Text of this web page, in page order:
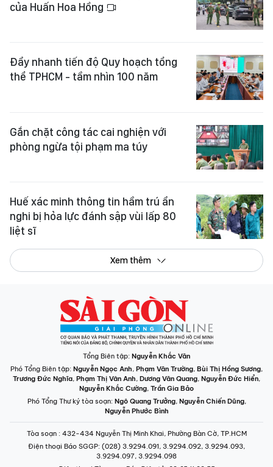
của Huấn Hoa Hồng
Đẩy nhanh tiến độ Quy hoạch tổng
thể TPHCM - tầm nhìn 100 năm
Gắn chặt công tác cai nghiện với
phòng ngừa tội phạm ma túy
Huế xác minh thông tin hầm trú ẩn
nghi bị hỏa lực đánh sập vùi lấp 80
liệt sĩ
Xem thêm
Tổng Biên tập: Nguyễn Khắc Văn
Phó Tổng Biên tập: Nguyễn Ngọc Anh, Phạm Văn Trường, Bùi Thị Hồng Sương,
Trương Đức Nghĩa, Phạm Thị Vân Anh, Dương Văn Quang, Nguyễn Đức Hiển,
Nguyễn Khắc Cường, Trần Gia Bảo
Phó Tổng Thư ký tòa soạn: Ngô Quang Trưởng, Nguyễn Chiến Dũng,
Nguyễn Phước Bình
Tòa soạn : 432-434 Nguyễn Thị Minh Khai, Phường Bàn Cờ, TP.HCM
Điện thoại Báo SGGP: (028) 3.9294.091, 3.9294.092, 3.9294.093,
3.9294.097, 3.9294.098